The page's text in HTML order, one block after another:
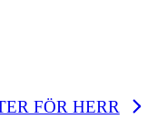
FÖR HERR